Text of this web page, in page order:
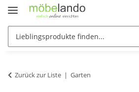
Zurück zur Liste Garten